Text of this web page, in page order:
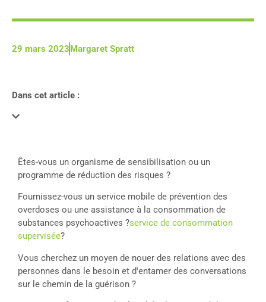
29 mars 2023Margaret Spratt
Dans cet article :
Êtes-vous un organisme de sensibilisation ou un
programme de réduction des risques ?
Fournissez-vous un service mobile de prévention des
overdoses ou une assistance à la consommation de
substances psychoactives ?service de consommation
supervisée?
Vous cherchez un moyen de nouer des relations avec des
personnes dans le besoin et d'entamer des conversations
sur le chemin de la guérison ?